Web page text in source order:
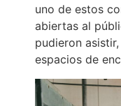
uno de estos
abiertas al
pudieron
espacios de